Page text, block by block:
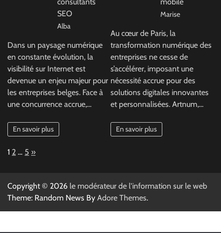
consultants
SEO
Alba
Dans un paysage numérique
en constante évolution, la
visibilité sur Internet est
devenue un enjeu majeur pour
les entreprises belges. Face à
une concurrence accrue,…
En savoir plus
mobile
Marise
Au cœur de Paris, la
transformation numérique des
entreprises ne cesse de
s’accélérer, imposant une
nécessité accrue pour des
solutions digitales innovantes
et personnalisées. Artnum,…
En savoir plus
Page:
1 2 … 5 Next
»
Copyright © 2026 le modérateur de l'information sur le web
Theme: Random News By Adore Themes.